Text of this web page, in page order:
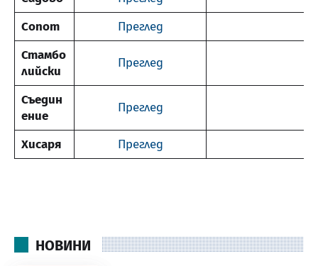
Сопот
Преглед
Стамбо
лийски
Преглед
Съедин
ение
Преглед
Хисаря Преглед
НОВИНИ